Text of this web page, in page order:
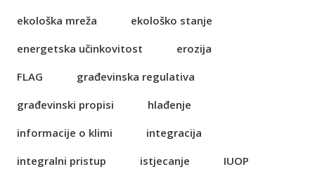
ekološka mreža
ekološko stanje
energetska učinkovitost
erozija
FLAG
građevinska regulativa
građevinski propisi
hlađenje
informacije o klimi
integracija
integralni pristup
istjecanje
IUOP